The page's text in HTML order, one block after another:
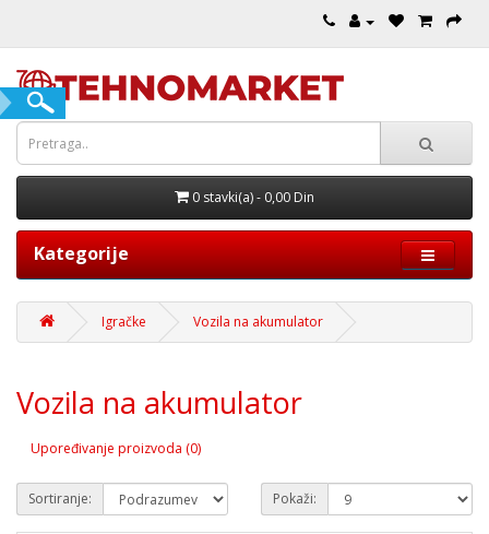
0 stavki(a) - 0,00 Din
Kategorije
Igračke Vozila na akumulator
Vozila na akumulator
Upoređivanje proizvoda (0)
Sortiranje: Pokaži: